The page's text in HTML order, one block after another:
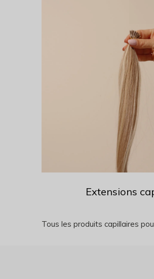
Extensions
Tous les produits capillaires